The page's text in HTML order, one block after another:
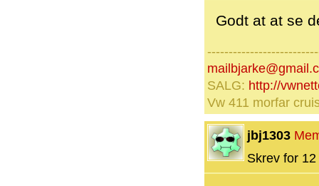
Godt at at se
SALG: http://
Vw 411 morfar
jbj1303
Skrev for